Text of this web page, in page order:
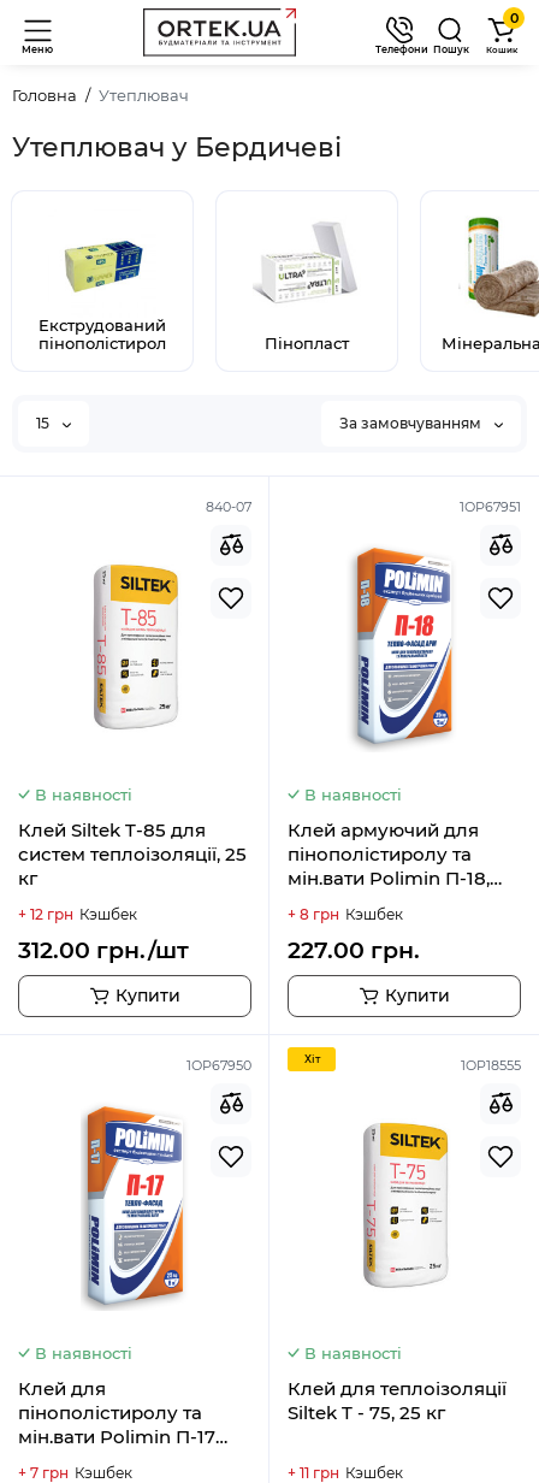
Меню Телефони Пошук
0
Кошик
Головна Утеплювач
Утеплювач у Бердичеві
Екструдований
пінополістирол
Пінопласт
15 За замовчуванням
840-07
В наявності
Клей Siltek T-85 для
систем теплоізоляції, 25
кг
+ 12 грн Кэшбек
312.00 грн./шт
Купити
1ОР67951
В наявності
Клей армуючий для
пінополістиролу та
мін.вати Polimin П-18,
+ 8 грн Кэшбек
227.00 грн.
Купити
1ОР67950
В наявності
Клей для
пінополістиролу та
мін.вати Polimin П-17
ТЕПЛО-ФАСАД, 25кг
+ 7 грн Кэшбек
1OP18555
Хiт
В наявності
Клей для теплоізоляції
Siltek T - 75, 25 кг
+ 11 грн Кэшбек